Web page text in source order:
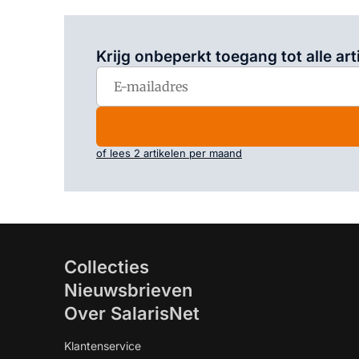
Krijg onbeperkt toegang tot alle
of lees 2 artikelen per maand
Collecties
Nieuwsbrieven
Over SalarisNet
Klantenservice